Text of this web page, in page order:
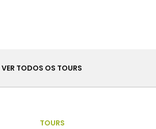
VER TODOS OS TOURS
TOURS